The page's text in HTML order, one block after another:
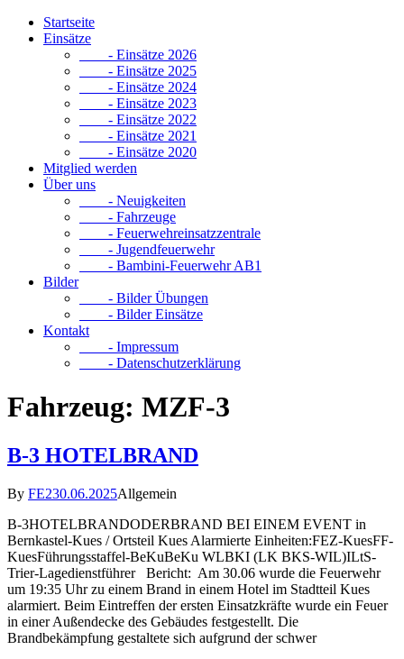
Startseite
Einsätze
- Einsätze 2026
- Einsätze 2025
- Einsätze 2024
- Einsätze 2023
- Einsätze 2022
- Einsätze 2021
- Einsätze 2020
Mitglied werden
Über uns
- Neuigkeiten
- Fahrzeuge
- Feuerwehreinsatzzentrale
- Jugendfeuerwehr
- Bambini-Feuerwehr AB1
Bilder
- Bilder Übungen
- Bilder Einsätze
Kontakt
- Impressum
- Datenschutzerklärung
Fahrzeug: MZF-3
B-3 HOTELBRAND
By FE230.06.2025Allgemein
B-3HOTELBRANDODERBRAND BEI EINEM EVENT in
Bernkastel-Kues / Ortsteil Kues Alarmierte Einheiten:FEZ-KuesFF-
KuesFührungsstaffel-BeKuBeKu WLBKI (LK BKS-WIL)ILtS-
Trier-Lagedienstführer Bericht: Am 30.06 wurde die Feuerwehr
um 19:35 Uhr zu einem Brand in einem Hotel im Stadtteil Kues
alarmiert. Beim Eintreffen der ersten Einsatzkräfte wurde ein Feuer
in einer Außendecke des Gebäudes festgestellt. Die
Brandbekämpfung gestaltete sich aufgrund der schwer